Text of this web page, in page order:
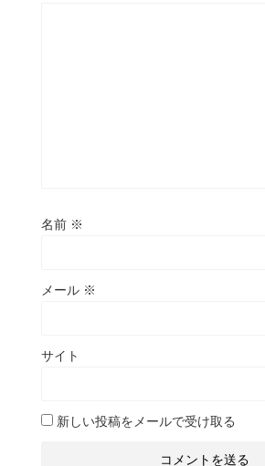
名前 ※
メール ※
サイト
新しい投稿をメールで受け取る